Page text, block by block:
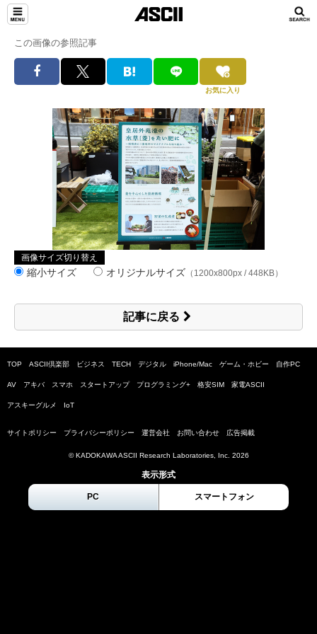
この画像の参照記事
お気に入り
画像サイズ切り替え
縮小サイズ オリジナルサイズ （1200x800px / 448KB）
記事に戻る
TOP ASCII倶楽部 ビジネス TECH デジタル iPhone/Mac ゲーム・ホビー 自作PC
AV アキバ スマホ スタートアップ プログラミング+ 格安SIM 家電ASCII
アスキーグルメ IoT
サイトポリシー プライバシーポリシー 運営会社 お問い合わせ 広告掲載
© KADOKAWA ASCII Research Laboratories, Inc. 2026
表示形式
PC スマートフォン